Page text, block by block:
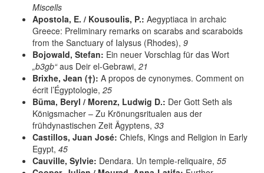
Miscells
Apostola, E. / Kousoulis, P.: Aegyptiaca in archaic
Greece: Preliminary remarks on scarabs and scaraboids
from the Sanctuary of Ialysus (Rhodes), 9
Bojowald, Stefan: Ein neuer Vorschlag für das Wort
„b3gb“aus Deir el-Gebrawi, 21
Brixhe, Jean (†): A propos de cynonymes. Comment on
écrit l’Égyptologie, 25
Büma, Beryl / Morenz, Ludwig D.: Der Gott Seth als
Königsmacher – Zu Krönungsritualen aus der
frühdynastischen Zeit Ägyptens, 33
Castillos, Juan José: Chiefs, Kings and Religion in Early
Egypt, 45
Cauville, Sylvie: Dendara. Un temple-reliquaire, 55